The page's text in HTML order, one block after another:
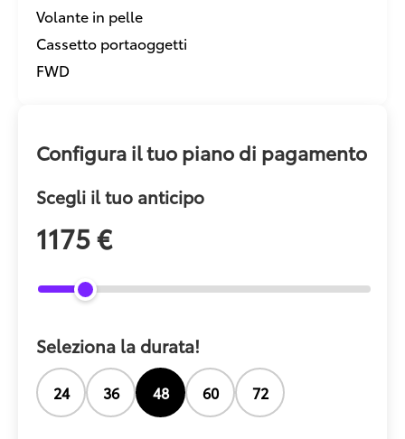
Volante in pelle
Cassetto portaoggetti
FWD
Configura il tuo piano di pagamento
Scegli il tuo anticipo
1175 €
Seleziona la durata!
24 36 48 60 72